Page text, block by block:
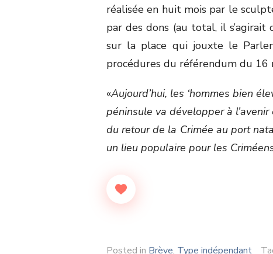
réalisée en huit mois par le
par des dons (au total, il
sur la place qui jouxte le
procédures du référendum du 16
«Aujourd’hui, les ‘hommes bien
péninsule va développer à
du retour de la Crimée au port
un lieu populaire pour les
Posted in Brève, Type indépendant